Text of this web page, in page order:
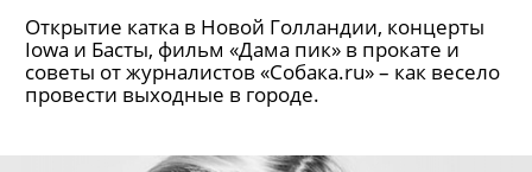
Открытие катка в Новой Голландии, концерты
Iowa и Басты, фильм «Дама пик» в прокате и
советы от журналистов «Собака.ru» – как весело
провести выходные в городе.